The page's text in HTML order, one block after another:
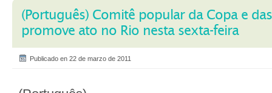
(Português) Comitê popular da Copa e
promove ato no Rio nesta sexta-feira
Publicado en 22 de marzo de 2011